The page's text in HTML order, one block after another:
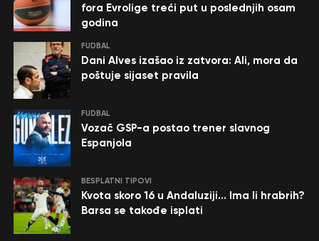
fora Evrolige treći put u poslednjih osam
godina
FUDBAL
Dani Alves izašao iz zatvora: Ali, mora da
poštuje sijaset pravila
FUDBAL
Vozač GSP-a postao trener slavnog
Espanjola
BESPLATNI TIPOVI
Kvota skoro 16 u Andaluziji… Ima li hrabrih?
Barsa se takođe isplati